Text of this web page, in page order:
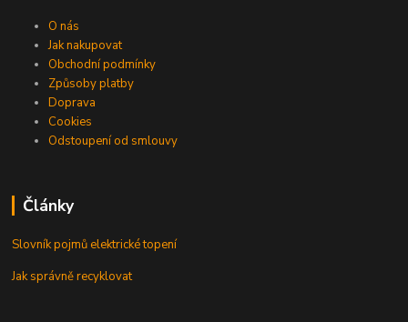
O nás
Jak nakupovat
Obchodní podmínky
Způsoby platby
Doprava
Cookies
Odstoupení od smlouvy
Články
Slovník pojmů elektrické topení
Jak správně recyklovat